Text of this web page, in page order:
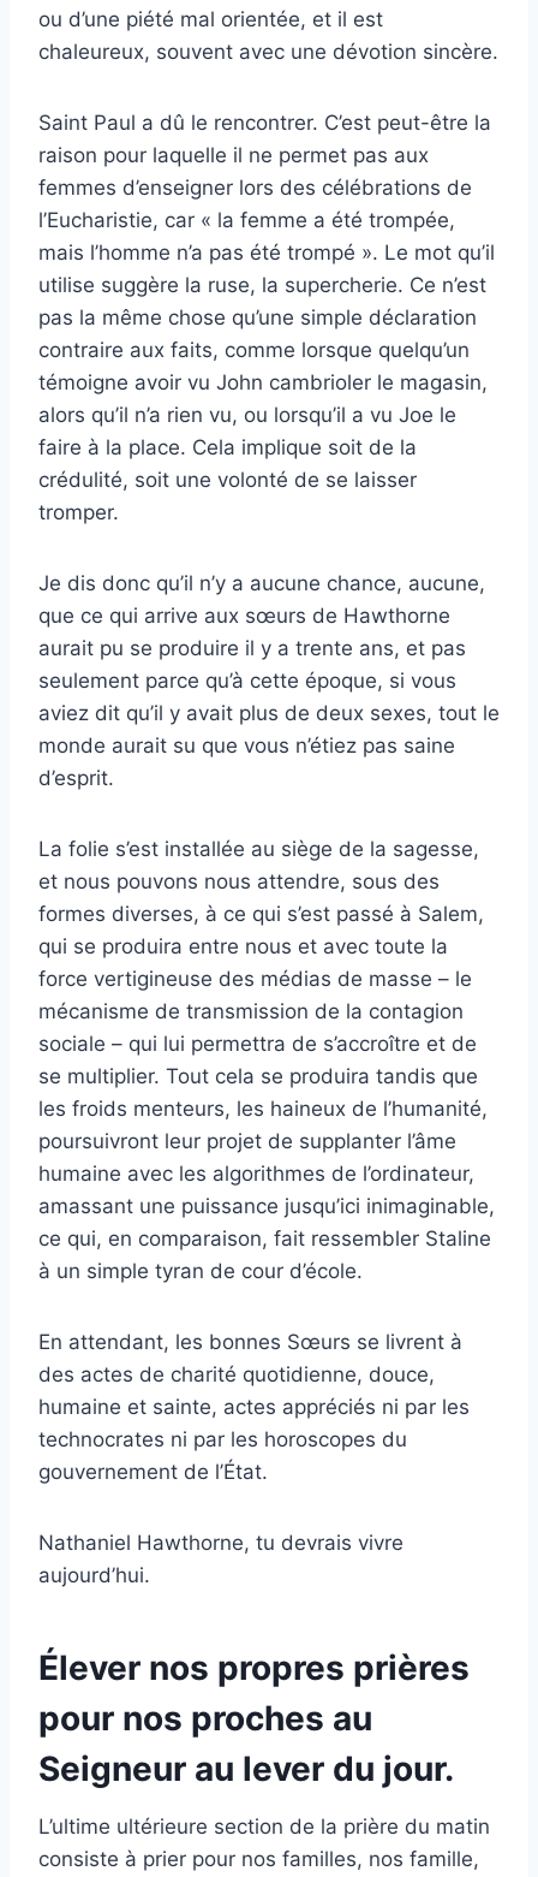
ou d’une piété mal orientée, et il est
chaleureux, souvent avec une dévotion sincère.
Saint Paul a dû le rencontrer. C’est peut-être la
raison pour laquelle il ne permet pas aux
femmes d’enseigner lors des célébrations de
l’Eucharistie, car « la femme a été trompée,
mais l’homme n’a pas été trompé ». Le mot qu’il
utilise suggère la ruse, la supercherie. Ce n’est
pas la même chose qu’une simple déclaration
contraire aux faits, comme lorsque quelqu’un
témoigne avoir vu John cambrioler le magasin,
alors qu’il n’a rien vu, ou lorsqu’il a vu Joe le
faire à la place. Cela implique soit de la
crédulité, soit une volonté de se laisser
tromper.
Je dis donc qu’il n’y a aucune chance, aucune,
que ce qui arrive aux sœurs de Hawthorne
aurait pu se produire il y a trente ans, et pas
seulement parce qu’à cette époque, si vous
aviez dit qu’il y avait plus de deux sexes, tout le
monde aurait su que vous n’étiez pas saine
d’esprit.
La folie s’est installée au siège de la sagesse,
et nous pouvons nous attendre, sous des
formes diverses, à ce qui s’est passé à Salem,
qui se produira entre nous et avec toute la
force vertigineuse des médias de masse – le
mécanisme de transmission de la contagion
sociale – qui lui permettra de s’accroître et de
se multiplier. Tout cela se produira tandis que
les froids menteurs, les haineux de l’humanité,
poursuivront leur projet de supplanter l’âme
humaine avec les algorithmes de l’ordinateur,
amassant une puissance jusqu’ici inimaginable,
ce qui, en comparaison, fait ressembler Staline
à un simple tyran de cour d’école.
En attendant, les bonnes Sœurs se livrent à
des actes de charité quotidienne, douce,
humaine et sainte, actes appréciés ni par les
technocrates ni par les horoscopes du
gouvernement de l’État.
Nathaniel Hawthorne, tu devrais vivre
aujourd’hui.
Élever nos propres prières
pour nos proches au
Seigneur au lever du jour.
L’ultime ultérieure section de la prière du matin
consiste à prier pour nos familles, nos famille,